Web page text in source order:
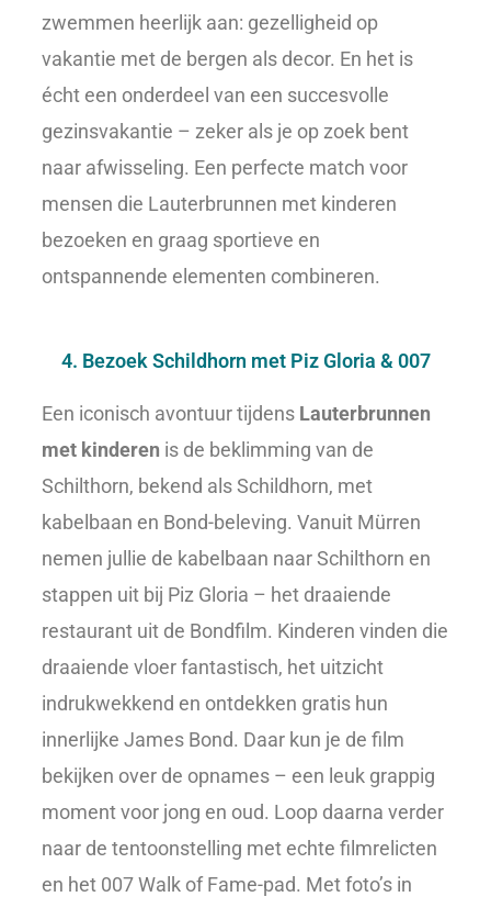
zwemmen heerlijk aan: gezelligheid op
vakantie met de bergen als decor. En het is
écht een onderdeel van een succesvolle
gezinsvakantie – zeker als je op zoek bent
naar afwisseling. Een perfecte match voor
mensen die Lauterbrunnen met kinderen
bezoeken en graag sportieve en
ontspannende elementen combineren.
4. Bezoek Schildhorn met Piz Gloria & 007
Een iconisch avontuur tijdens Lauterbrunnen
met kinderen is de beklimming van de
Schilthorn, bekend als Schildhorn, met
kabelbaan en Bond-beleving. Vanuit Mürren
nemen jullie de kabelbaan naar Schilthorn en
stappen uit bij Piz Gloria – het draaiende
restaurant uit de Bondfilm. Kinderen vinden die
draaiende vloer fantastisch, het uitzicht
indrukwekkend en ontdekken gratis hun
innerlijke James Bond. Daar kun je de film
bekijken over de opnames – een leuk grappig
moment voor jong en oud. Loop daarna verder
naar de tentoonstelling met echte filmrelicten
en het 007 Walk of Fame-pad. Met foto’s in